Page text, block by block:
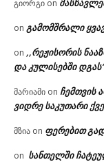
გიორგი on
on გამომშრალი
on ,,რეჟისორის
და კულისებში დგას“
მარიამი on ჩემთვის
ვიდრე საკუთარი
მზია on ფერებით
on სანთელში